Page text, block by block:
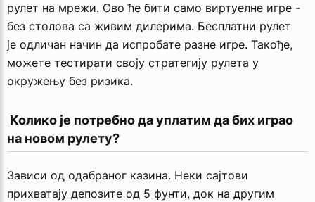
рулет на мрежи. Ово ће бити само виртуелне игре -
без столова са живим дилерима. Бесплатни рулет
је одличан начин да испробате разне игре. Такође,
можете тестирати своју стратегију рулета у
окружењу без ризика.
на новом рулету?
Зависи од одабраног казина. Неки сајтови
прихватају депозите од 5 фунти, док на другим